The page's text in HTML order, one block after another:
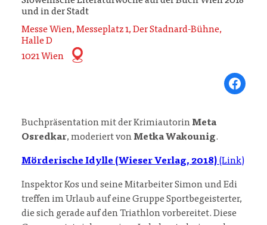
und in der Stadt
Messe Wien, Messeplatz 1, Der Stadnard-Bühne,
Halle D
1021 Wien
Share on
Buchpräsentation mit der KrimiautorinMeta
Osredkar, moderiert vonMetka Wakounig.
Mörderische Idylle (Wieser Verlag, 2018) (Link)
Inspektor Kos und seine Mitarbeiter Simon und Edi
treffen im Urlaub auf eine Gruppe Sportbegeisterter,
die sich gerade auf den Triathlon vorbereitet. Diese